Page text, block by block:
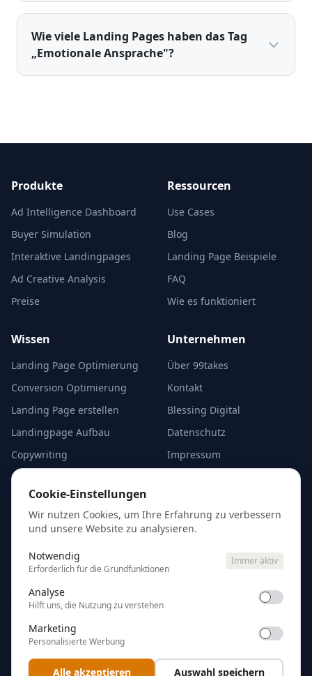
Wie viele Landing Pages haben das Tag
„Emotionale Ansprache"?
Produkte
Ad Intelligence Dashboard
Buyer Simulation
Interaktive Landingpages
Ad Creative Analysis
Preise
Ressourcen
Use Cases
Blog
Landing Page Beispiele
FAQ
Wie es funktioniert
Wissen
Landing Page Optimierung
Conversion Optimierung
Landing Page erstellen
Landingpage Aufbau
Copywriting
A/B-Test Alternativen
Unternehmen
Über 99takes
Kontakt
Blessing Digital
Datenschutz
Impressum
Analyse starten
eurer Google Ads — kein
Account-Zugang nötig.
Ads analysieren
Cookie-Einstellungen
Wir nutzen Cookies, um Ihre Erfahrung zu verbessern
und unsere Website zu analysieren.
Notwendig
Erforderlich für die Grundfunktionen
Immer aktiv
Analyse
Hilft uns, die Nutzung zu verstehen
Marketing
Personalisierte Werbung
Alle akzeptieren Auswahl speichern